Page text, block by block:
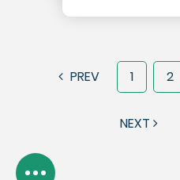
PREV 1 2
NEXT